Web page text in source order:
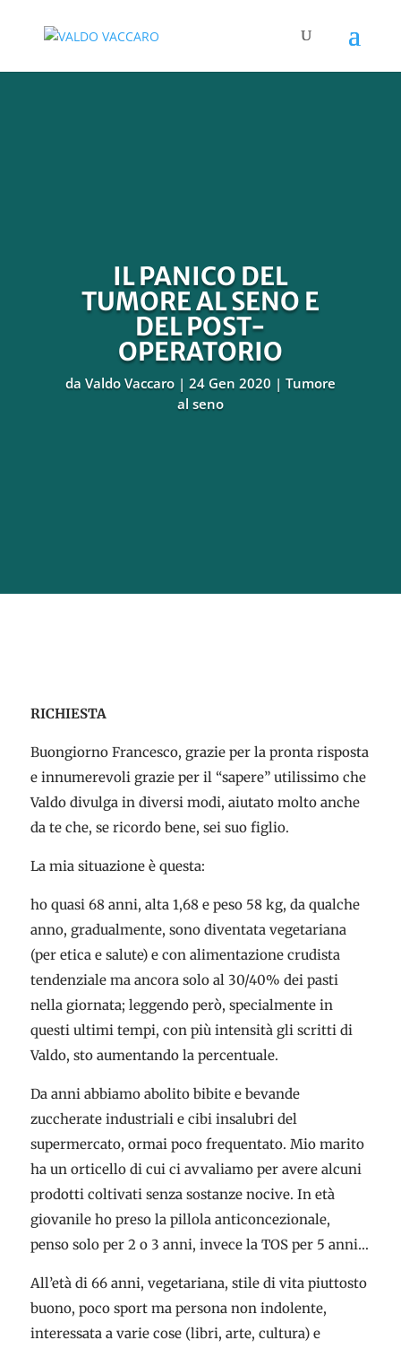
IL PANICO DEL
TUMORE AL SENO E
DEL POST-
OPERATORIO
da Valdo Vaccaro 24 Gen 2020
Tumore
al seno
RICHIESTA
Buongiorno Francesco, grazie per la pronta risposta
e innumerevoli grazie per il “sapere” utilissimo che
Valdo divulga in diversi modi, aiutato molto anche
da te che, se ricordo bene, sei suo figlio.
La mia situazione è questa:
ho quasi 68 anni, alta 1,68 e peso 58 kg, da qualche
anno, gradualmente, sono diventata vegetariana
(per etica e salute) e con alimentazione crudista
tendenziale ma ancora solo al 30/40% dei pasti
nella giornata; leggendo però, specialmente in
questi ultimi tempi, con più intensità gli scritti di
Valdo, sto aumentando la percentuale.
Da anni abbiamo abolito bibite e bevande
zuccherate industriali e cibi insalubri del
supermercato, ormai poco frequentato. Mio marito
ha un orticello di cui ci avvaliamo per avere alcuni
prodotti coltivati senza sostanze nocive. In età
giovanile ho preso la pillola anticoncezionale,
penso solo per 2 o 3 anni, invece la TOS per 5 anni…
All’età di 66 anni, vegetariana, stile di vita piuttosto
buono, poco sport ma persona non indolente,
interessata a varie cose (libri, arte, cultura) e